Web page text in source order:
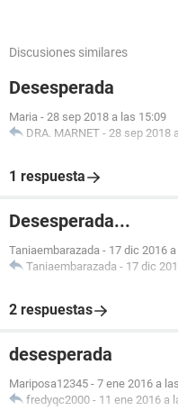
Discusiones similares
Desesperada
Maria - 28 sep 2018 a las 15:09
DRA. MARNET - 28 sep 2018
1 respuesta
Desesperada...
Taniaembarazada - 17 dic 2016
Taniaembarazada - 17 dic
2 respuestas
desesperada
Mariposa12345 - 7 ene 2016 a
fredyqc2000 - 11 ene 2016 a